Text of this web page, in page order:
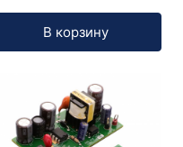
В корзину